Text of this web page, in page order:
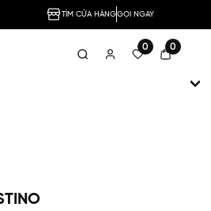
TÌM CỬA HÀNGGỌI NGAY
0 0